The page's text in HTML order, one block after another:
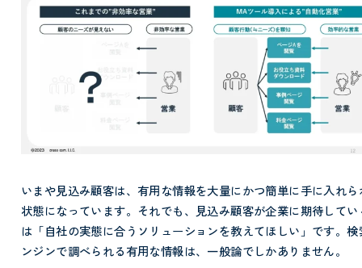
いまや見込み顧客は、有用な情報を大量にかつ簡単に手に入れら
状態になっています。それでも、見込み顧客が企業に期待してい
は「自社の実態に合うソリューションを教えてほしい」です。検
ンジンで調べられる有用な情報は、一般論でしかありません。